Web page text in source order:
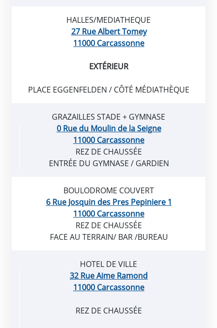
HALLES/MEDIATHEQUE
27 Rue Albert Tomey
11000 Carcassonne
EXTÉRIEUR
PLACE EGGENFELDEN / CÔTÉ MÉDIATHÈQUE
GRAZAILLES STADE + GYMNASE
0 Rue du Moulin de la Seigne
11000 Carcassonne
REZ DE CHAUSSÉE
ENTRÉE DU GYMNASE / GARDIEN
BOULODROME COUVERT
6 Rue Josquin des Pres Pepiniere 1
11000 Carcassonne
REZ DE CHAUSSÉE
FACE AU TERRAIN/ BAR /BUREAU
HOTEL DE VILLE
32 Rue Aime Ramond
11000 Carcassonne
REZ DE CHAUSSÉE